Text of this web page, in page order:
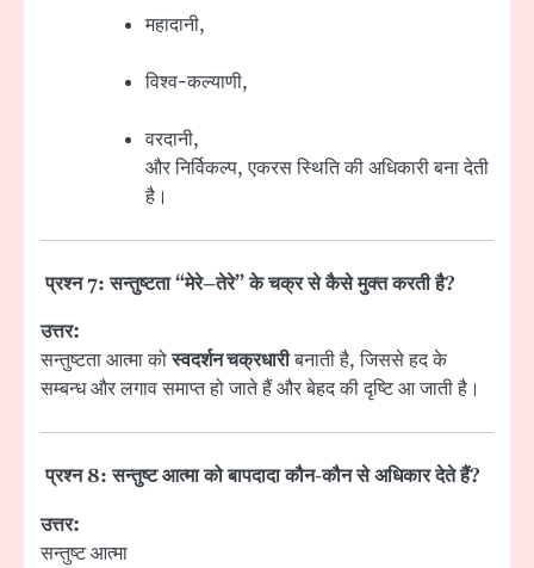
महादानी,
विश्व-कल्याणी,
वरदानी,
और निर्विकल्प, एकरस स्थिति की अधिकारी बना देती
है।
प्रश्न 7: सन्तुष्टता “मेरे–तेरे” के चक्र से कैसे मुक्त करती है?
उत्तर:
सन्तुष्टता आत्मा कोस्वदर्शन चक्रधारीबनाती है, जिससे हद के
सम्बन्ध और लगाव समाप्त हो जाते हैं और बेहद की दृष्टि आ जाती है।
प्रश्न 8: सन्तुष्ट आत्मा को बापदादा कौन-कौन से अधिकार देते हैं?
उत्तर:
सन्तुष्ट आत्मा